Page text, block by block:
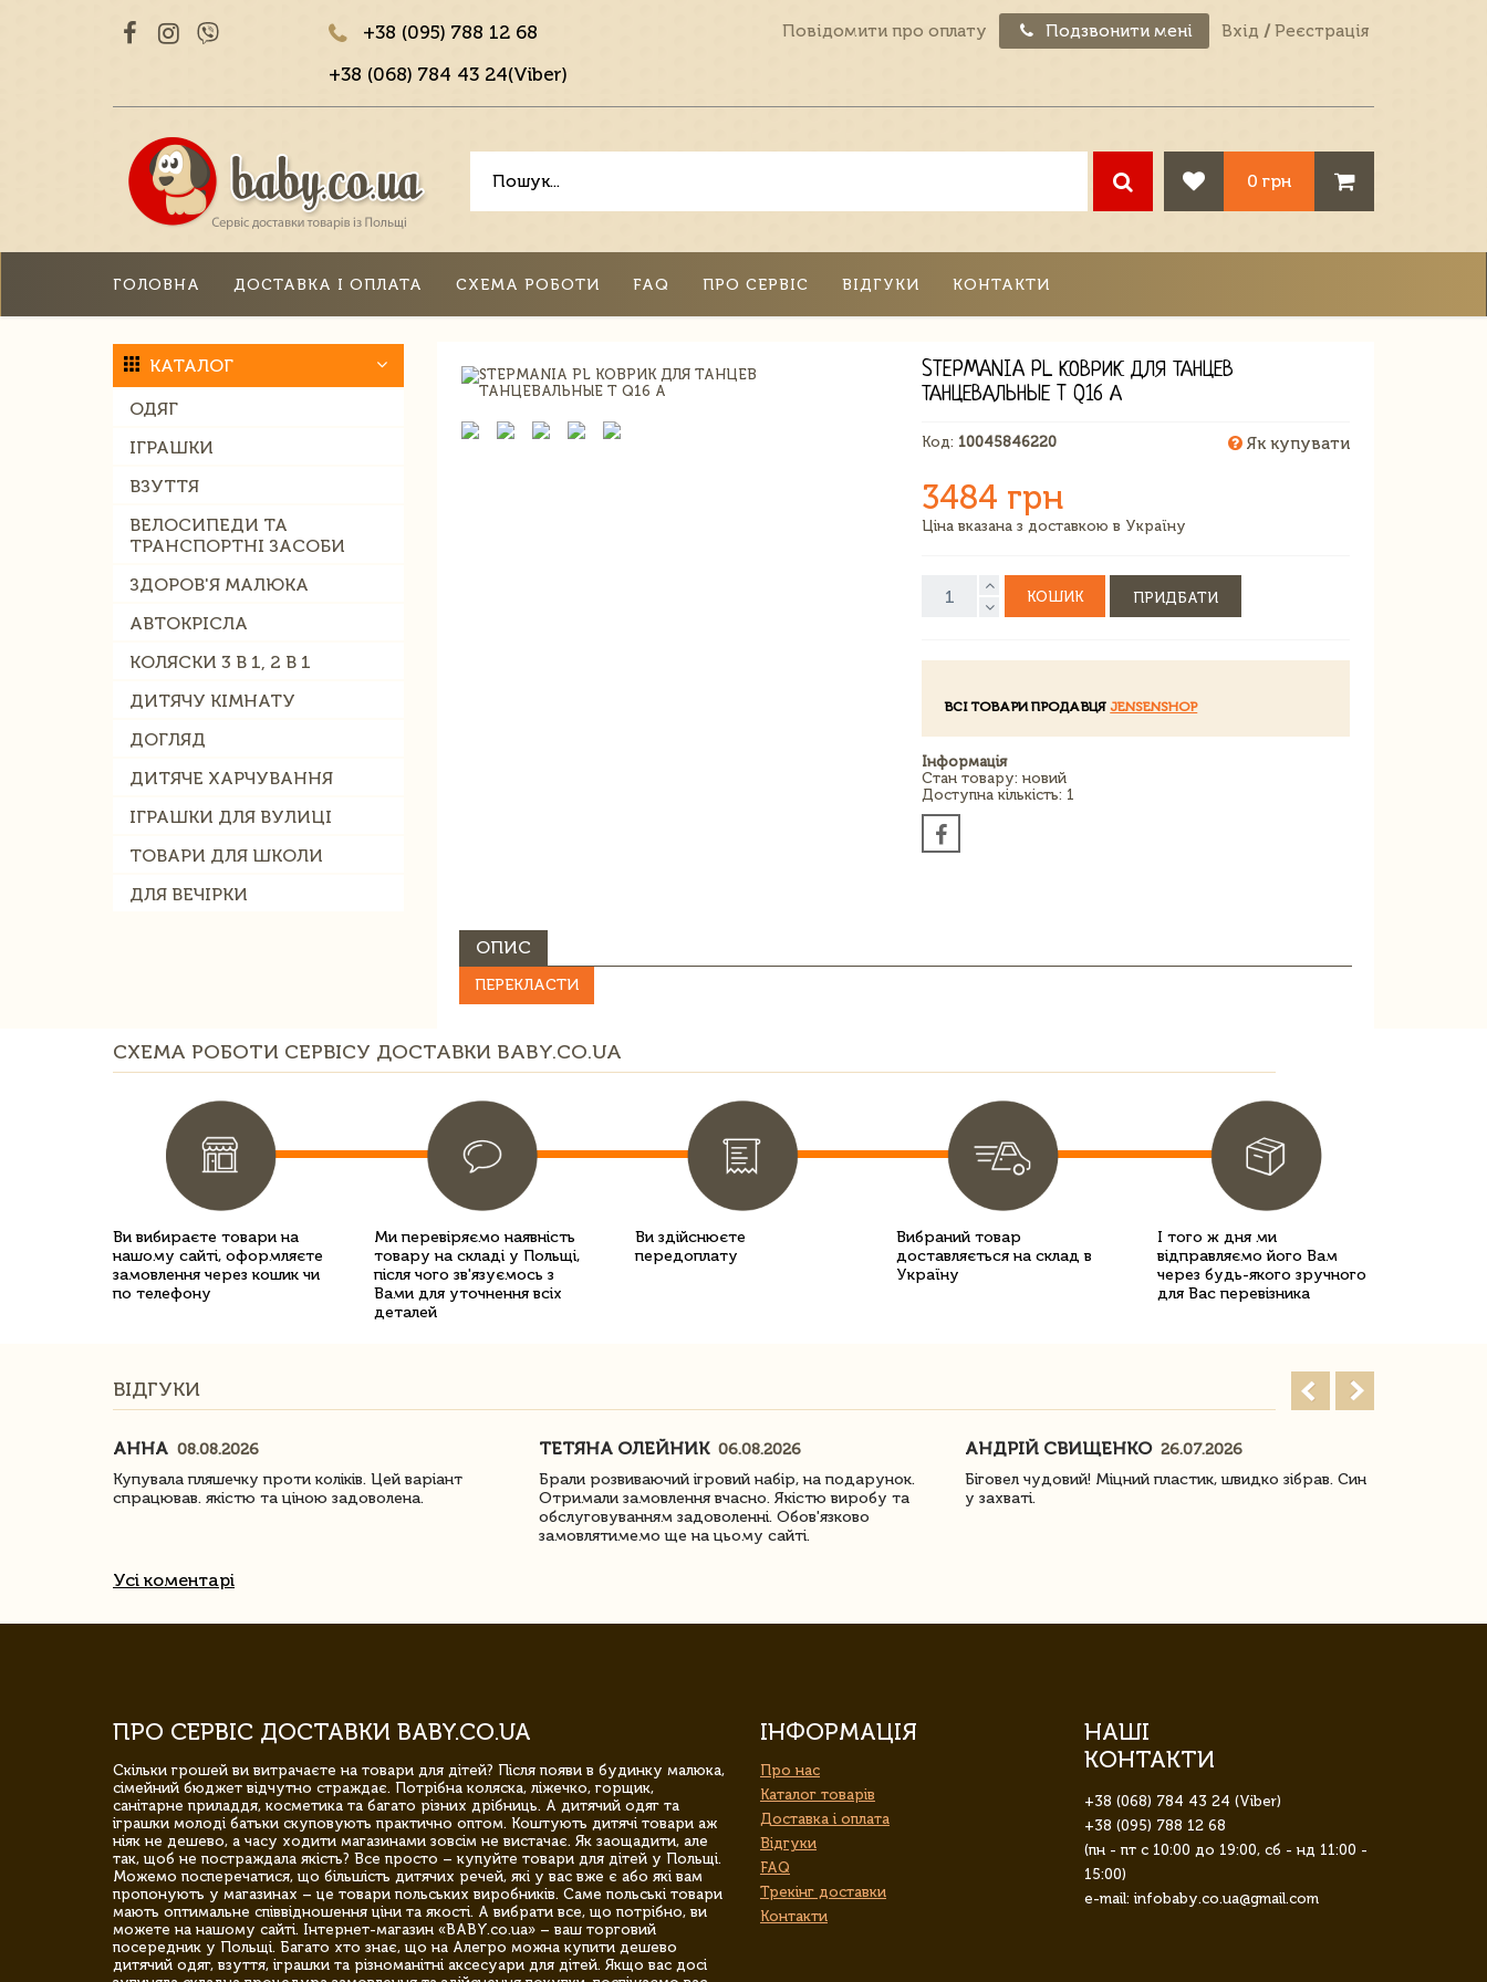
+38 (095) 788 12 68
+38 (068) 784 43 24(Viber)
Повідомити про оплату Подзвонити мені Вхід / Реєстрація
0 грн
ГОЛОВНА ДОСТАВКА І ОПЛАТА СХЕМА РОБОТИ FAQ ПРО СЕРВІС ВІДГУКИ КОНТАКТИ
КАТАЛОГ
ОДЯГ
ІГРАШКИ
ВЗУТТЯ
ВЕЛОСИПЕДИ ТА
ТРАНСПОРТНІ ЗАСОБИ
ЗДОРОВ'Я МАЛЮКА
АВТОКРІСЛА
КОЛЯСКИ 3 В 1, 2 В 1
ДИТЯЧУ КІМНАТУ
ДОГЛЯД
ДИТЯЧЕ ХАРЧУВАННЯ
ІГРАШКИ ДЛЯ ВУЛИЦІ
ТОВАРИ ДЛЯ ШКОЛИ
ДЛЯ ВЕЧІРКИ
STEPMANIA PL КОВРИК ДЛЯ ТАНЦЕВ
ТАНЦЕВАЛЬНЫЕ T Q16 А
Код: 10045846220 Як купувати
3484 грн
Ціна вказана з доставкою в Україну
КОШИК ПРИДБАТИ
ВСІ ТОВАРИ ПРОДАВЦЯJENSENSHOP
Інформація
Стан товару: новий
Доступна кількість: 1
ОПИС
ПЕРЕКЛАСТИ
СХЕМА РОБОТИ СЕРВІСУ ДОСТАВКИ BABY.CO.UA
Ви вибираєте товари на
нашому сайті, оформляєте
замовлення через кошик чи
по телефону
Ми перевіряємо наявність
товару на складі у Польщі,
після чого зв'язуємось з
Вами для уточнення всіх
деталей
Ви здійснюєте
передоплату
Вибраний товар
доставляється на склад в
Україну
І того ж дня ми
відправляємо його Вам
через будь-якого зручного
для Вас перевізника
ВІДГУКИ
АННА 08.08.2026
Купувала пляшечку проти коліків. Цей варіант
спрацював. якістю та ціною задоволена.
ТЕТЯНА ОЛЕЙНИК 06.08.2026
Брали розвиваючий ігровий набір, на подарунок.
Отримали замовлення вчасно. Якістю виробу та
обслуговуванням задоволенні. Обов'язково
замовлятимемо ще на цьому сайті.
АНДРІЙ СВИЩЕНКО 26.07.2026
Біговел чудовий! Міцний пластик, швидко зібрав. Син
у захваті.
Усі коментарі
ПРО СЕРВІС ДОСТАВКИ BABY.CO.UA
Скільки грошей ви витрачаєте на товари для дітей? Після появи в будинку малюка,
сімейний бюджет відчутно страждає. Потрібна коляска, ліжечко, горщик,
санітарне приладдя, косметика та багато різних дрібниць. А дитячий одяг та
іграшки молоді батьки скуповують практично оптом. Коштують дитячі товари аж
ніяк не дешево, а часу ходити магазинами зовсім не вистачає. Як заощадити, але
так, щоб не постраждала якість? Все просто – купуйте товари для дітей у Польщі.
Можемо посперечатися, що більшість дитячих речей, які у вас вже є або які вам
пропонують у магазинах – це товари польських виробників. Саме польські товари
мають оптимальне співвідношення ціни та якості. А вибрати все, що потрібно, ви
можете на нашому сайті. Інтернет-магазин «BABY.co.ua» – ваш торговий
посередник у Польщі. Багато хто знає, що на Алегро можна купити дешево
дитячий одяг, взуття, іграшки та різноманітні аксесуари для дітей. Якщо вас досі
ІНФОРМАЦІЯ
Про нас
Каталог товарів
Доставка і оплата
Відгуки
FAQ
Трекінг доставки
Контакти
НАШІ
КОНТАКТИ
+38 (068) 784 43 24 (Viber)
+38 (095) 788 12 68
(пн - пт с 10:00 до 19:00, сб - нд 11:00 -
15:00)
e-mail: infobaby.co.ua@gmail.com